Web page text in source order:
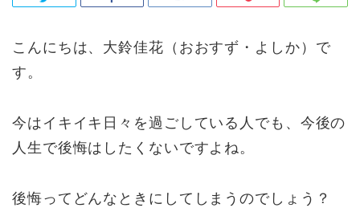
こんにちは、大鈴佳花（おおすず・よしか）で
す。
今はイキイキ日々を過ごしている人でも、今後の
人生で後悔はしたくないですよね。
後悔ってどんなときにしてしまうのでしょう？